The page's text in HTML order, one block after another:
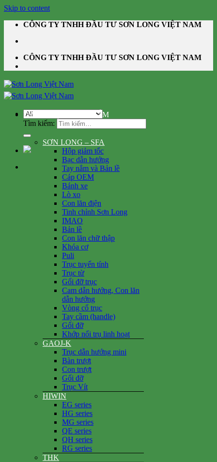
Skip to content
CÔNG TY TNHH ĐẦU TƯ SƠN LONG VIỆT NAM
CÔNG TY TNHH ĐẦU TƯ SƠN LONG VIỆT NAM
Tìm kiếm:
DANH MỤC SẢN PHẨM
SƠN LONG – SFA
Hộp giảm tốc
Bạc dẫn hướng
Tay nắm và Bản lề
Cáp OEM
Bánh xe
Lò xo
Con lăn điện
Tinh chỉnh Sơn Long
IMAO
Bản lề
Con lăn chữ thập
Khóa cơ
Puli
Trục tuyến tính
Trục từ
Gối đỡ trục
Cam dẫn hướng, Con lăn
dẫn hướng
Vòng cổ trục
Tay cầm (handle)
Gối đỡ
Khớp nối trụ linh hoạt
GAOJ-K
Trục dẫn hướng mini
Bàn trượt
Con trượt
Gối đỡ
Trục Vít
HIWIN
EG series
HG series
MG series
QE series
QH series
RG series
THK